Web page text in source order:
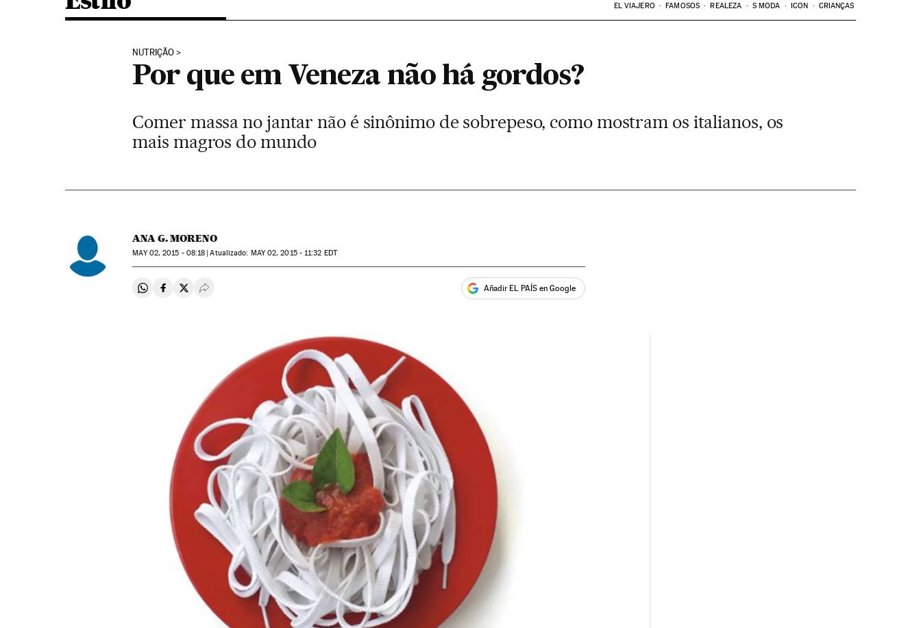
EL VIAJERO FAMOSOS REALEZA S MODA ICON CRIANÇAS
NUTRIÇÃO
Por que em Veneza não há gordos?
Comer massa no jantar não é sinônimo de sobrepeso, como mostram os italianos, os
mais magros do mundo
ANA G. MORENO
MAY02, 2015 - 08:18 atualizado: MAY02, 2015 - 11:32 EDT
Compartir en Whatsapp
Compartir en Facebook
Compartir en Twitter
Desplegar Redes Sociales Añadir EL PAÍS en Google